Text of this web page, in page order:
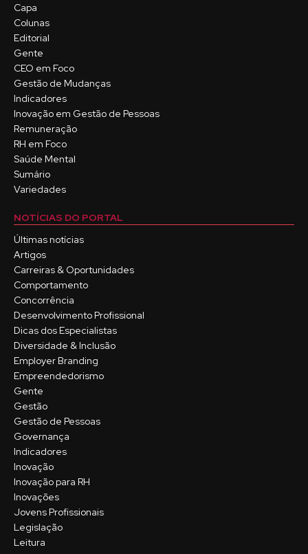
Capa
Colunas
Editorial
Gente
CEO em Foco
Gestão de Mudanças
Indicadores
Inovação em Gestão de Pessoas
Remuneração
RH em Foco
Saúde Mental
Sumário
Variedades
NOTÍCIAS DO PORTAL
Últimas notícias
Artigos
Carreiras & Oportunidades
Comportamento
Concorrência
Desenvolvimento Profissional
Dicas dos Especialistas
Diversidade & Inclusão
Employer Branding
Empreendedorismo
Gente
Gestão
Gestão de Pessoas
Governança
Indicadores
Inovação
Inovação para RH
Inovações
Jovens Profissionais
Legislação
Leitura